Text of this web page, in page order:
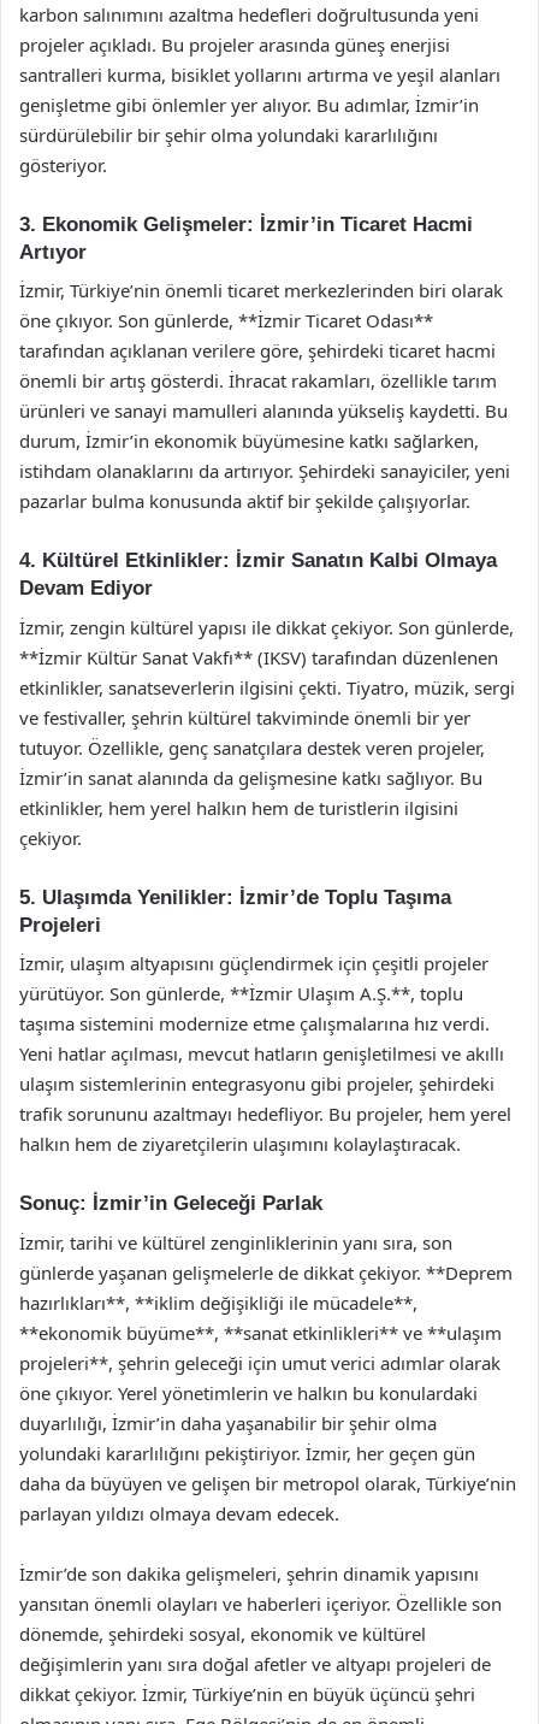
karbon salınımını azaltma hedefleri doğrultusunda yeni
projeler açıkladı. Bu projeler arasında güneş enerjisi
santralleri kurma, bisiklet yollarını artırma ve yeşil alanları
genişletme gibi önlemler yer alıyor. Bu adımlar, İzmir’in
sürdürülebilir bir şehir olma yolundaki kararlılığını
gösteriyor.
3. Ekonomik Gelişmeler: İzmir’in Ticaret Hacmi
Artıyor
İzmir, Türkiye’nin önemli ticaret merkezlerinden biri olarak
öne çıkıyor. Son günlerde, **İzmir Ticaret Odası**
tarafından açıklanan verilere göre, şehirdeki ticaret hacmi
önemli bir artış gösterdi. İhracat rakamları, özellikle tarım
ürünleri ve sanayi mamulleri alanında yükseliş kaydetti. Bu
durum, İzmir’in ekonomik büyümesine katkı sağlarken,
istihdam olanaklarını da artırıyor. Şehirdeki sanayiciler, yeni
pazarlar bulma konusunda aktif bir şekilde çalışıyorlar.
4. Kültürel Etkinlikler: İzmir Sanatın Kalbi Olmaya
Devam Ediyor
İzmir, zengin kültürel yapısı ile dikkat çekiyor. Son günlerde,
**İzmir Kültür Sanat Vakfı** (IKSV) tarafından düzenlenen
etkinlikler, sanatseverlerin ilgisini çekti. Tiyatro, müzik, sergi
ve festivaller, şehrin kültürel takviminde önemli bir yer
tutuyor. Özellikle, genç sanatçılara destek veren projeler,
İzmir’in sanat alanında da gelişmesine katkı sağlıyor. Bu
etkinlikler, hem yerel halkın hem de turistlerin ilgisini
çekiyor.
5. Ulaşımda Yenilikler: İzmir’de Toplu Taşıma
Projeleri
İzmir, ulaşım altyapısını güçlendirmek için çeşitli projeler
yürütüyor. Son günlerde, **İzmir Ulaşım A.Ş.**, toplu
taşıma sistemini modernize etme çalışmalarına hız verdi.
Yeni hatlar açılması, mevcut hatların genişletilmesi ve akıllı
ulaşım sistemlerinin entegrasyonu gibi projeler, şehirdeki
trafik sorununu azaltmayı hedefliyor. Bu projeler, hem yerel
halkın hem de ziyaretçilerin ulaşımını kolaylaştıracak.
Sonuç: İzmir’in Geleceği Parlak
İzmir, tarihi ve kültürel zenginliklerinin yanı sıra, son
günlerde yaşanan gelişmelerle de dikkat çekiyor. **Deprem
hazırlıkları**, **iklim değişikliği ile mücadele**,
**ekonomik büyüme**, **sanat etkinlikleri** ve **ulaşım
projeleri**, şehrin geleceği için umut verici adımlar olarak
öne çıkıyor. Yerel yönetimlerin ve halkın bu konulardaki
duyarlılığı, İzmir’in daha yaşanabilir bir şehir olma
yolundaki kararlılığını pekiştiriyor. İzmir, her geçen gün
daha da büyüyen ve gelişen bir metropol olarak, Türkiye’nin
parlayan yıldızı olmaya devam edecek.
İzmir’de son dakika gelişmeleri, şehrin dinamik yapısını
yansıtan önemli olayları ve haberleri içeriyor. Özellikle son
dönemde, şehirdeki sosyal, ekonomik ve kültürel
değişimlerin yanı sıra doğal afetler ve altyapı projeleri de
dikkat çekiyor. İzmir, Türkiye’nin en büyük üçüncü şehri